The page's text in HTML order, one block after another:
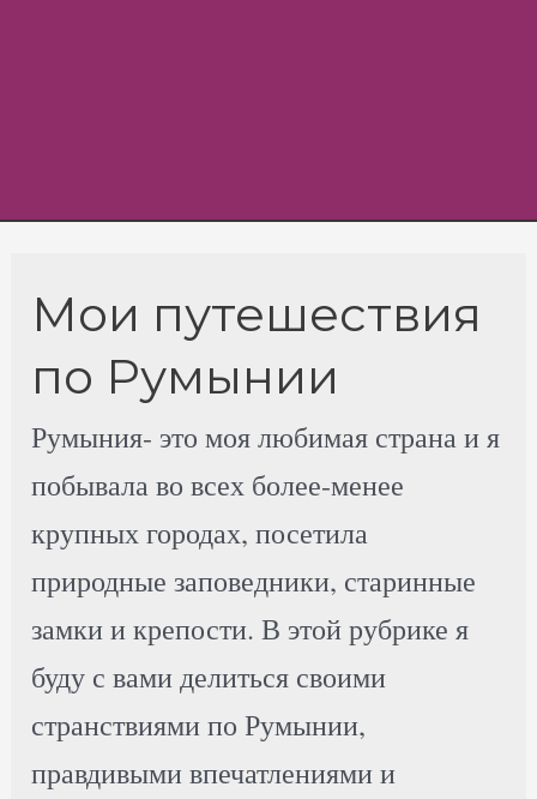
Мои путешествия
по Румынии
Румыния- это моя любимая страна и я
побывала во всех более-менее
крупных городах, посетила
природные заповедники, старинные
замки и крепости. В этой рубрике я
буду с вами делиться своими
странствиями по Румынии,
правдивыми впечатлениями и